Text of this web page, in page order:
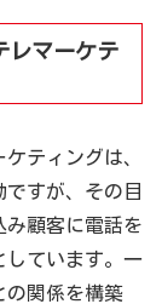
レマーケテ
ティングは、
すが、その目
み顧客に電話を
しています。一
の関係を構築